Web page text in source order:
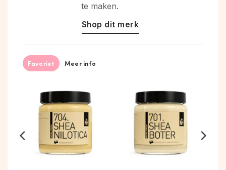
te maken.
Shop dit merk
Favoriet Meer info